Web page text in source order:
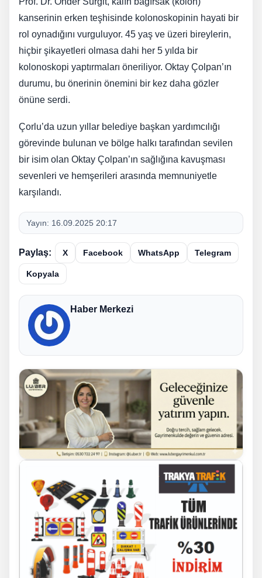
kanserinin erken teşhisinde kolonoskopinin hayati bir
rol oynadığını vurguluyor. 45 yaş ve üzeri bireylerin,
hiçbir şikayetleri olmasa dahi her 5 yılda bir
kolonoskopi yaptırmaları öneriliyor. Oktay Çolpan’ın
durumu, bu önerinin önemini bir kez daha gözler
önüne serdi.
Çorlu’da uzun yıllar belediye başkan yardımcılığı
görevinde bulunan ve bölge halkı tarafından sevilen
bir isim olan Oktay Çolpan’ın sağlığına kavuşması
sevenleri ve hemşerileri arasında memnuniyetle
karşılandı.
Yayın: 16.09.2025 20:17
Paylaş: X Facebook WhatsApp Telegram
Kopyala
Haber Merkezi